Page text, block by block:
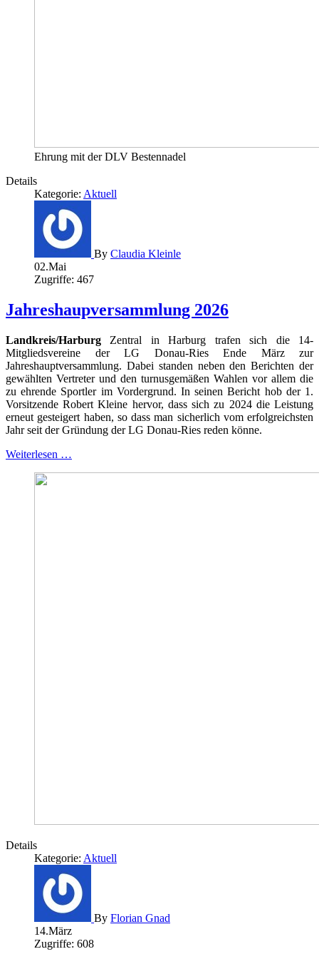
Ehrung mit der DLV Bestennadel
Details
Kategorie: Aktuell
By Claudia Kleinle
02.Mai
Zugriffe: 467
Jahreshaupversammlung 2026
Landkreis/Harburg Zentral in Harburg trafen sich die 14-
Mitgliedsvereine der LG Donau-Ries Ende März zur
Jahreshauptversammlung. Dabei standen neben den Berichten der
gewählten Vertreter und den turnusgemäßen Wahlen vor allem die
zu ehrende Sportler im Vordergrund. In seinen Bericht hob der 1.
Vorsitzende Robert Kleine hervor, dass sich zu 2024 die Leistung
erneut gesteigert haben, so dass man sicherlich vom erfolgreichsten
Jahr seit der Gründung der LG Donau-Ries reden könne.
Weiterlesen …
Details
Kategorie: Aktuell
By Florian Gnad
14.März
Zugriffe: 608